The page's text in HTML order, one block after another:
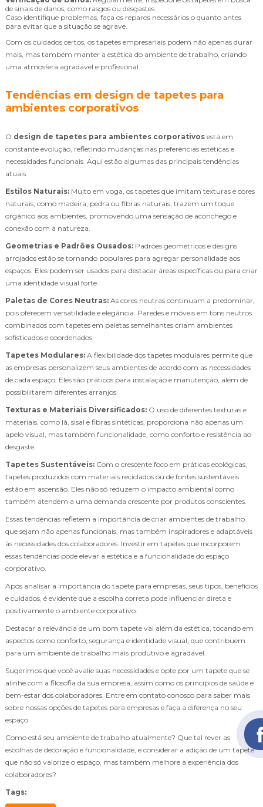
de sinais de danos, como rasgos ou desgastes.
Caso identifique problemas, faça os reparos necessários o quanto antes
para evitar que a situação se agrave.
Com os cuidados certos, os tapetes empresariais podem não apenas durar
mais, mas também manter a estética do ambiente de trabalho, criando
uma atmosfera agradável e profissional.
Tendências em design de tapetes para
ambientes corporativos
O design de tapetes para ambientes corporativos está em
constante evolução, refletindo mudanças nas preferências estéticas e
necessidades funcionais. Aqui estão algumas das principais tendências
atuais:
Estilos Naturais: Muito em voga, os tapetes que imitam texturas e cores
naturais, como madeira, pedra ou fibras naturais, trazem um toque
orgânico aos ambientes, promovendo uma sensação de aconchego e
conexão com a natureza.
Geometrias e Padrões Ousados: Padrões geométricos e designs
arrojados estão se tornando populares para agregar personalidade aos
espaços. Eles podem ser usados para destacar áreas específicas ou para criar
uma identidade visual forte.
Paletas de Cores Neutras: As cores neutras continuam a predominar,
pois oferecem versatilidade e elegância. Paredes e móveis em tons neutros
combinados com tapetes em paletas semelhantes criam ambientes
sofisticados e coordenados.
Tapetes Modulares: A flexibilidade dos tapetes modulares permite que
as empresas personalizem seus ambientes de acordo com as necessidades
de cada espaço. Eles são práticos para instalação e manutenção, além de
possibilitarem diferentes arranjos.
Texturas e Materiais Diversificados: O uso de diferentes texturas e
materiais, como lã, sisal e fibras sintéticas, proporciona não apenas um
apelo visual, mas também funcionalidade, como conforto e resistência ao
desgaste.
Tapetes Sustentáveis: Com o crescente foco em práticas ecológicas,
tapetes produzidos com materiais reciclados ou de fontes sustentáveis
estão em ascensão. Eles não só reduzem o impacto ambiental como
também atendem a uma demanda crescente por produtos conscientes.
Essas tendências refletem a importância de criar ambientes de trabalho
que sejam não apenas funcionais, mas também inspiradores e adaptáveis
às necessidades dos colaboradores. Investir em tapetes que incorporem
essas tendências pode elevar a estética e a funcionalidade do espaço
corporativo.
Após analisar a importância do tapete para empresas, seus tipos, benefícios
e cuidados, é evidente que a escolha correta pode influenciar direta e
positivamente o ambiente corporativo.
Destacar a relevância de um bom tapete vai além da estética, tocando em
aspectos como conforto, segurança e identidade visual, que contribuem
para um ambiente de trabalho mais produtivo e agradável.
Sugerimos que você avalie suas necessidades e opte por um tapete que se
alinhe com a filosofia da sua empresa, assim como os princípios de saúde e
bem-estar dos colaboradores. Entre em contato conosco para saber mais
sobre nossas opções de tapetes para empresas e faça a diferença no seu
espaço.
Como está seu ambiente de trabalho atualmente? Que tal rever as
escolhas de decoração e funcionalidade, e considerar a adição de um tapete
que não só valorize o espaço, mas também melhore a experiência dos
colaboradores?
Tags: